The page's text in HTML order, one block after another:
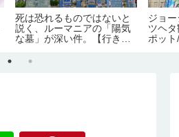
死は恐れるものではないと
説く、ルーマニアの「陽気
な墓」が深い件。【行き
ジョ
ツヘ
ポット